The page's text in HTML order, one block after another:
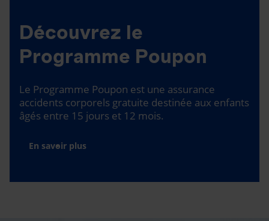
Découvrez le
Programme Poupon
Le Programme Poupon est une assurance
accidents corporels gratuite destinée aux enfants
âgés entre 15 jours et 12 mois.
En savoir plus